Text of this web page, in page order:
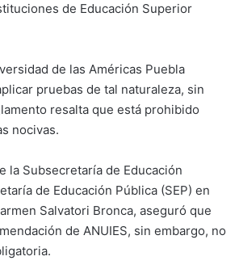
de Educación Superior
de las Américas Puebla
pruebas de tal naturaleza, sin
resalta que está prohibido
nocivas.
la Subsecretaría de Educación
de Educación Pública (SEP) en
Salvatori Bronca, aseguró que
de ANUIES, sin embargo, no